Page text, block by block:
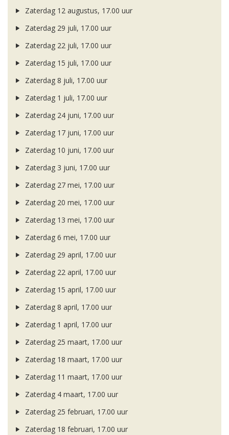
Zaterdag 12 augustus, 17.00 uur
Zaterdag 29 juli, 17.00 uur
Zaterdag 22 juli, 17.00 uur
Zaterdag 15 juli, 17.00 uur
Zaterdag 8 juli, 17.00 uur
Zaterdag 1 juli, 17.00 uur
Zaterdag 24 juni, 17.00 uur
Zaterdag 17 juni, 17.00 uur
Zaterdag 10 juni, 17.00 uur
Zaterdag 3 juni, 17.00 uur
Zaterdag 27 mei, 17.00 uur
Zaterdag 20 mei, 17.00 uur
Zaterdag 13 mei, 17.00 uur
Zaterdag 6 mei, 17.00 uur
Zaterdag 29 april, 17.00 uur
Zaterdag 22 april, 17.00 uur
Zaterdag 15 april, 17.00 uur
Zaterdag 8 april, 17.00 uur
Zaterdag 1 april, 17.00 uur
Zaterdag 25 maart, 17.00 uur
Zaterdag 18 maart, 17.00 uur
Zaterdag 11 maart, 17.00 uur
Zaterdag 4 maart, 17.00 uur
Zaterdag 25 februari, 17.00 uur
Zaterdag 18 februari, 17.00 uur